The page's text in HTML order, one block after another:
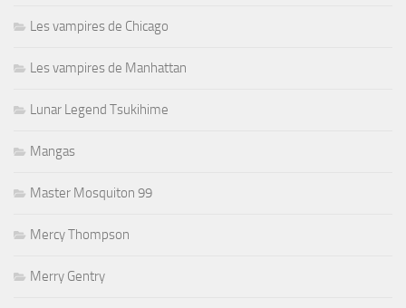
Les vampires de Chicago
Les vampires de Manhattan
Lunar Legend Tsukihime
Mangas
Master Mosquiton 99
Mercy Thompson
Merry Gentry